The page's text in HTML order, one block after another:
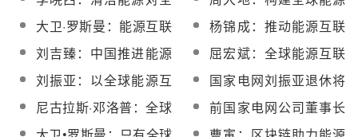
具备现实条件
球能源互联网意义重大
互联网亟需确定能源消
费总量
大卫·罗斯曼：能源互联
网将给电力行业带来50
万亿美元投资
杨锦成：推动能源互联
网不能一味依赖政府政
策
刘吉臻：中国推进能源
革命需要全球能源互联
网
屈宏斌：全球能源互联
网利当前惠长远
刘振亚：以全球能源互
联网实现人人享有可持
续能源
国家电网刘振亚退休将
给电力行业带来什么影
响？
尼古拉斯·邓洛普：全球
能源互联网将为全球带
前国家电网公司董事长
刘振亚身上的三个标签